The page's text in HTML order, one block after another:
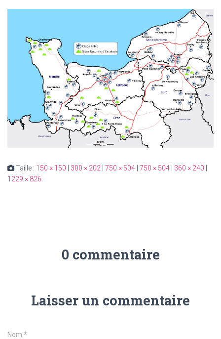
Taille : 150 × 150 300 × 202 750 × 504 750 × 504 360 × 240
1229 × 826
0 commentaire
Laisser un commentaire
Nom *